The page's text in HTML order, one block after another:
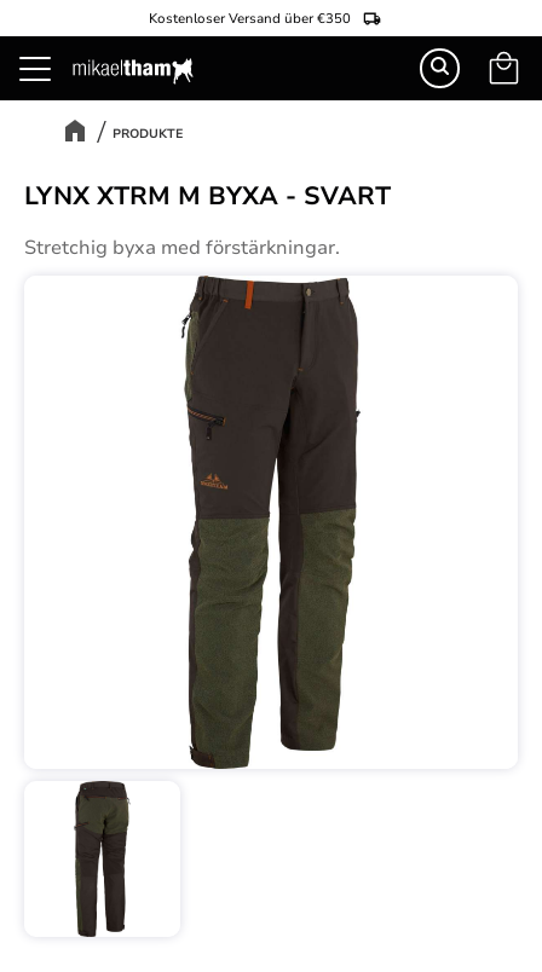
Menü
Kostenloser Versand über €350
PRODUKTE
LYNX XTRM M BYXA - SVART
Stretchig byxa med förstärkningar.